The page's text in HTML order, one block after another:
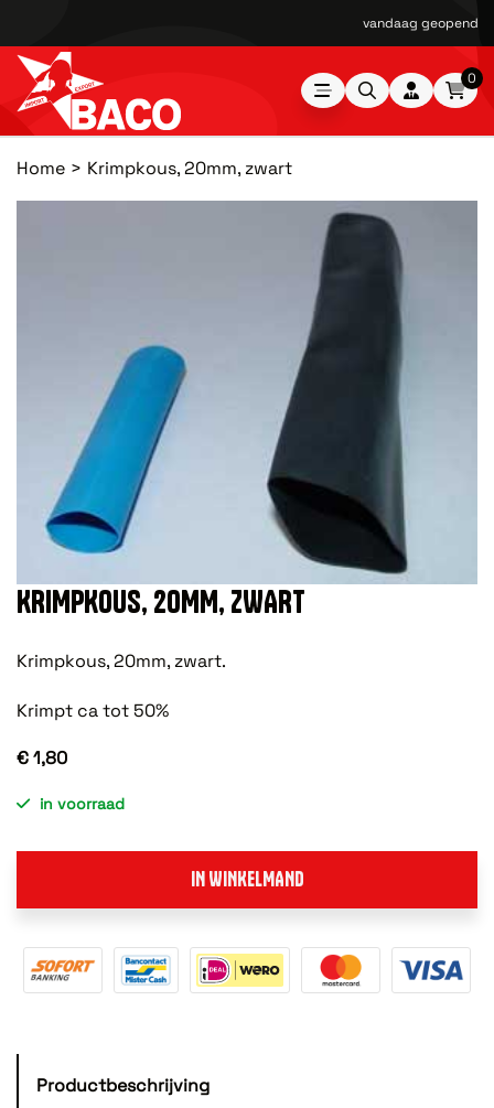
vandaag geopend
0
Home Krimpkous, 20mm, zwart
KRIMPKOUS, 20MM, ZWART
Krimpkous, 20mm, zwart.
Krimpt ca tot 50%
€ 1,80
in voorraad
IN WINKELMAND
Productbeschrijving